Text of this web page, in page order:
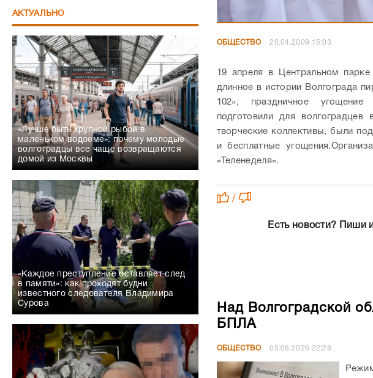
АКТУАЛЬНО
«Лучше быть крупной рыбой в
маленьком водоеме»: почему молодые
волгоградцы все чаще возвращаются
домой из Москвы
«Каждое преступление оставляет след
в памяти»: как проходят будни
известного следователя Владимира
Сурова
ОБЩЕСТВО 20.04.2009 15:03
19 апреля в Центральном
длинное в истории Волгограда
102», праздничное угощение
подготовили для волгоградцев
творческие коллективы, были
и бесплатные угощения.
«Теленеделя».
/
Есть новости? Пиши
Над Волгоградской
БПЛА
ОБЩЕСТВО 05.08.2026 22:28